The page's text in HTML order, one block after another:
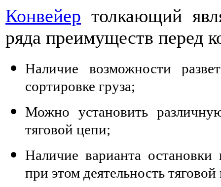
Конвейер толкающий
ряда преимуществ перед
Наличие возможности
сортировке груза;
Можно установить
тяговой цепи;
Наличие варианта
при этом деятельность